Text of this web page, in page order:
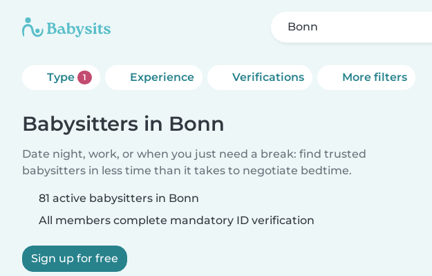
Bonn
Type 1 Experience Verifications More filters
Babysitters in Bonn
Date night, work, or when you just need a break: find trusted
babysitters in less time than it takes to negotiate bedtime.
81 active babysitters in Bonn
All members complete mandatory ID verification
Sign up for free